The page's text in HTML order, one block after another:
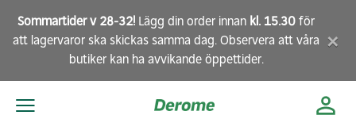
Sommartider v 28-32! Lägg din order innan kl. 15.30 för
att lagervaror ska skickas samma dag. Observera att våra
butikerkan ha avvikande öppettider. ×